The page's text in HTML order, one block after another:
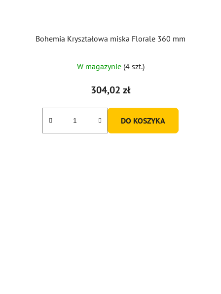
Bohemia Kryształowa miska Florale 360 ​​mm
W magazynie (4 szt.)
304,02 zł
DO KOSZYKA